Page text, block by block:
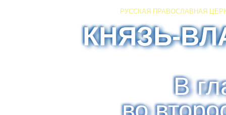
РУССКАЯ ПРАВОСЛАВНАЯ
КНЯЗЬ-
В